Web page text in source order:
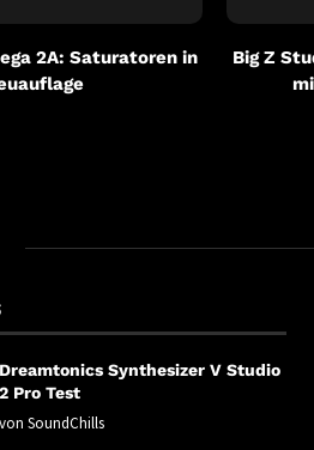
2A: Saturatoren in
Big Z
Dreamtonics Synthesizer V Studio
2 Pro Test
von SoundChills